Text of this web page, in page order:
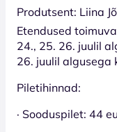
Produtsent: Liina
Etendused
24., 25. 26. juulil
26. juulil algusega
Piletihinnad:
· Sooduspilet: 44